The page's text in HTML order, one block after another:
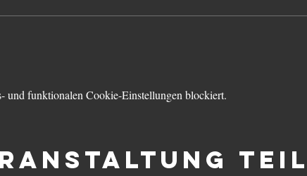
und funktionalen Cookie-Einstellungen blockiert.